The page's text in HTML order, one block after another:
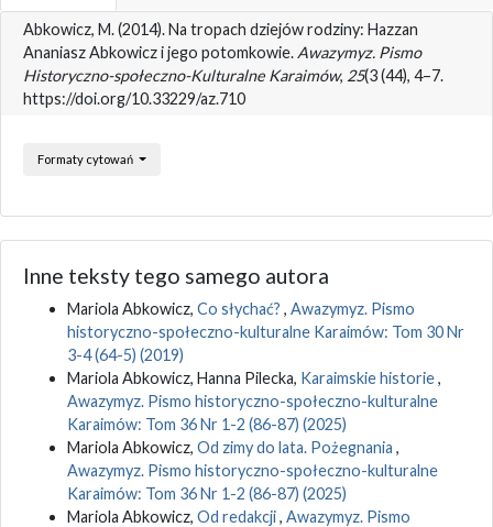
Abkowicz, M. (2014). Na tropach dziejów rodziny: Hazzan
Ananiasz Abkowicz i jego potomkowie. Awazymyz. Pismo
Historyczno-społeczno-Kulturalne Karaimów, 25(3 (44), 4–7.
https://doi.org/10.33229/az.710
Formaty cytowań
Inne teksty tego samego autora
Mariola Abkowicz, Co słychać? , Awazymyz. Pismo
historyczno-społeczno-kulturalne Karaimów: Tom 30 Nr
3-4 (64-5) (2019)
Mariola Abkowicz, Hanna Pilecka, Karaimskie historie,
Awazymyz. Pismo historyczno-społeczno-kulturalne
Karaimów: Tom 36 Nr 1-2 (86-87) (2025)
Mariola Abkowicz, Od zimy do lata. Pożegnania ,
Awazymyz. Pismo historyczno-społeczno-kulturalne
Karaimów: Tom 36 Nr 1-2 (86-87) (2025)
Mariola Abkowicz, Od redakcji, Awazymyz. Pismo